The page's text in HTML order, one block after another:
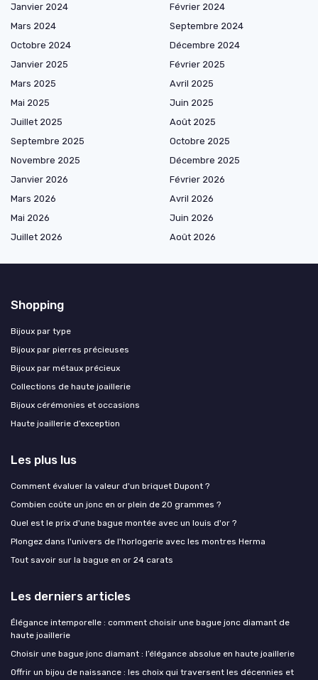
Janvier 2024
Février 2024
Mars 2024
Septembre 2024
Octobre 2024
Décembre 2024
Janvier 2025
Février 2025
Mars 2025
Avril 2025
Mai 2025
Juin 2025
Juillet 2025
Août 2025
Septembre 2025
Octobre 2025
Novembre 2025
Décembre 2025
Janvier 2026
Février 2026
Mars 2026
Avril 2026
Mai 2026
Juin 2026
Juillet 2026
Août 2026
Shopping
Bijoux par type
Bijoux par pierres précieuses
Bijoux par métaux précieux
Collections de haute joaillerie
Bijoux cérémonies et occasions
Haute joaillerie d’exception
Les plus lus
Comment évaluer la valeur d'un briquet Dupont ?
Combien coûte un jonc en or plein de 20 grammes ?
Quel est le prix d'une bague montée avec un louis d'or ?
Plongez dans l'univers de l'horlogerie avec les montres Herma
Tout savoir sur la bague en or 24 carats
Les derniers articles
Élégance intemporelle : comment choisir une bague jonc diamant de
haute joaillerie
Choisir une bague jonc diamant : l’élégance absolue en haute joaillerie
Offrir un bijou de naissance : les choix qui traversent les décennies et